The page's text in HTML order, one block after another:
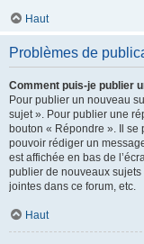
Haut
Problèmes de
Comment puis-je publier
Pour publier un nouveau
sujet ». Pour publier une
bouton « Répondre ». Il se
pouvoir rédiger un
est affichée en bas de
publier de nouveaux
jointes dans ce forum, etc.
Haut